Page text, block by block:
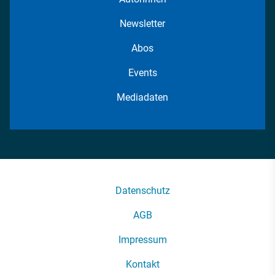
Newsletter
Abos
Events
Mediadaten
Datenschutz
AGB
Impressum
Kontakt